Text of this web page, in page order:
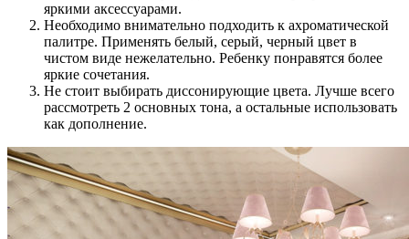
яркими аксессуарами.
Необходимо внимательно подходить к ахроматической
палитре. Применять белый, серый, черный цвет в
чистом виде нежелательно. Ребенку понравятся более
яркие сочетания.
Не стоит выбирать диссонирующие цвета. Лучше всего
рассмотреть 2 основных тона, а остальные использовать
как дополнение.